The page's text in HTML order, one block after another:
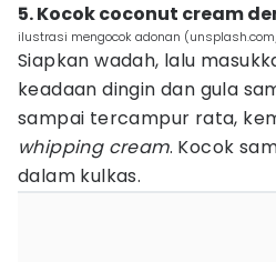
5. Kocok coconut cream
ilustrasi mengocok adonan
Siapkan wadah, lalu
keadaan dingin dan gula
sampai tercampur rata,
whipping cream. Kocok
dalam kulkas.